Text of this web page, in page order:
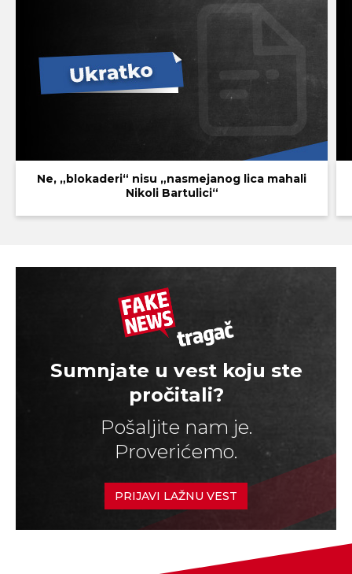
Ne, „blokaderi“ nisu „nasmejanog lica mahali
Nikoli Bartulici“
Sumnjate u vest koju ste
pročitali?
Pošaljite nam je.
Proverićemo.
PRIJAVI LAŽNU VEST